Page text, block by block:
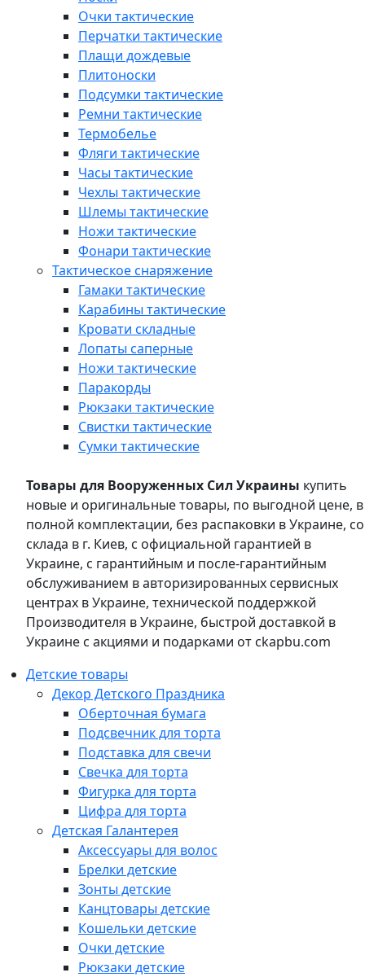
Очки тактические
Перчатки тактические
Плащи дождевые
Плитоноски
Подсумки тактические
Ремни тактические
Термобелье
Фляги тактические
Часы тактические
Чехлы тактические
Шлемы тактические
Ножи тактические
Фонари тактические
Тактическое снаряжение
Гамаки тактические
Карабины тактические
Кровати складные
Лопаты саперные
Ножи тактические
Паракорды
Рюкзаки тактические
Свистки тактические
Сумки тактические
Товары для Вооруженных Сил Украины купить
новые и оригинальные товары, по выгодной цене, в
полной комплектации, без распаковки в Украине, со
склада в г. Киев, с официальной гарантией в
Украине, с гарантийным и после-гарантийным
обслуживанием в авторизированных сервисных
центрах в Украине, технической поддержкой
Производителя в Украине, быстрой доставкой в
Украине с акциями и подарками от ckapbu.com
Детские товары
Декор Детского Праздника
Оберточная бумага
Подсвечник для торта
Подставка для свечи
Свечка для торта
Фигурка для торта
Цифра для торта
Детская Галантерея
Аксессуары для волос
Брелки детские
Зонты детские
Канцтовары детские
Кошельки детские
Очки детские
Рюкзаки детские